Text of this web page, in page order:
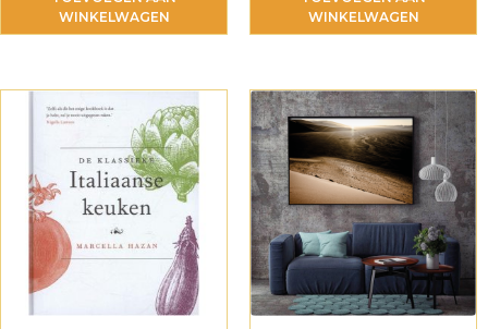
WINKELWAGEN
WINKELWAGEN